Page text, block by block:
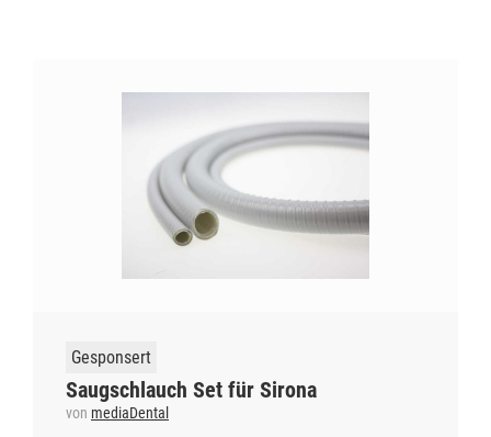
Gesponsert
Saugschlauch Set für Sirona
von mediaDental